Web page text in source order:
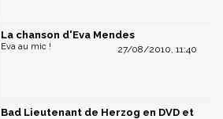
La chanson d'Eva Mendes
27/08/2010, 11:40
Eva au mic !
Bad Lieutenant de Herzog en DVD et